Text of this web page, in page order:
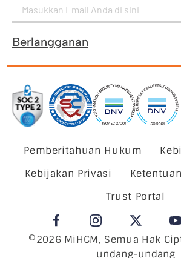
Berlangganan
Pemberitahuan Hukum
Kebijakan Privasi
Trust Portal
©2026 MiHCM, Semua Hak
undang-undang